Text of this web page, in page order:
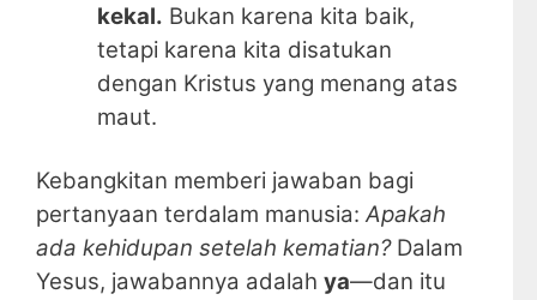
kekal. Bukan karena kita baik,
tetapi karena kita disatukan
dengan Kristus yang menang atas
maut.
Kebangkitan memberi jawaban bagi
pertanyaan terdalam manusia:Apakah
ada kehidupan setelah kematian?Dalam
Yesus, jawabannya adalah ya—dan itu